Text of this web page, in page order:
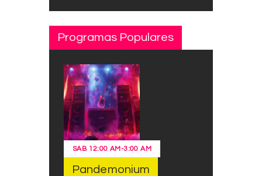
Programas Populares
SAB 12:00 AM-3:00 AM
Pandemonium